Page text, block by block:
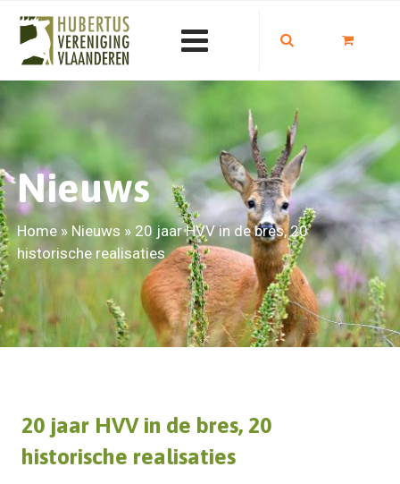
Nieuws
Home» Nieuws » 20 jaar HVV in de bres, 20
historische realisaties
20 jaar HVV in de bres, 20
historische realisaties